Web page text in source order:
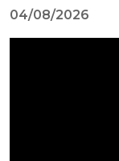
04/08/2026